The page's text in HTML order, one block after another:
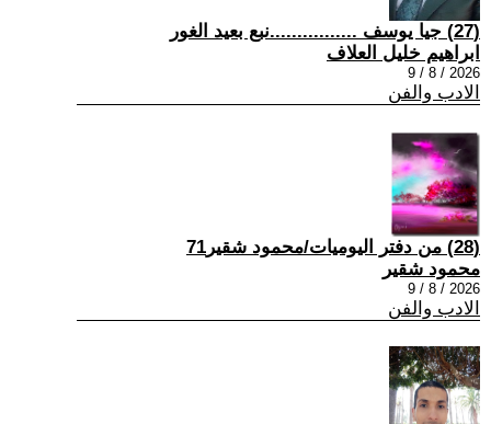
(27) جيا يوسف ................نبع بعيد الغور
ابراهيم خليل العلاف
2026 / 8 / 9
الادب والفن
(28) من دفتر اليوميات/محمود شقير71
محمود شقير
2026 / 8 / 9
الادب والفن